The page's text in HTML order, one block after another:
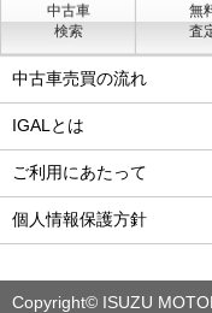
中古車
検索
無
査
中古車売買の流れ
IGALとは
ご利用にあたって
個人情報保護方針
Copyright© ISUZU